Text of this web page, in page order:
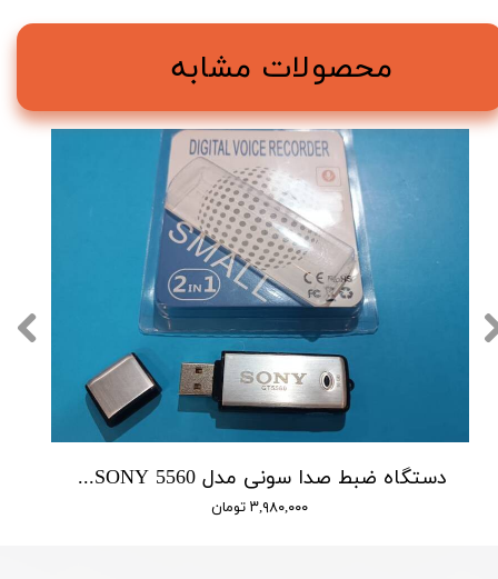
دستگاه ضبط صدا سونی مدل SONY 5560 - حافظه 16 گیگابایت
۳,۹۸۰,۰۰۰ تومان
محصولات مشابه